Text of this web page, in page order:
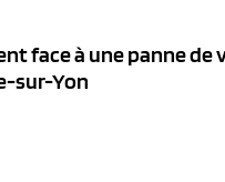
face à une panne de
sur-Yon